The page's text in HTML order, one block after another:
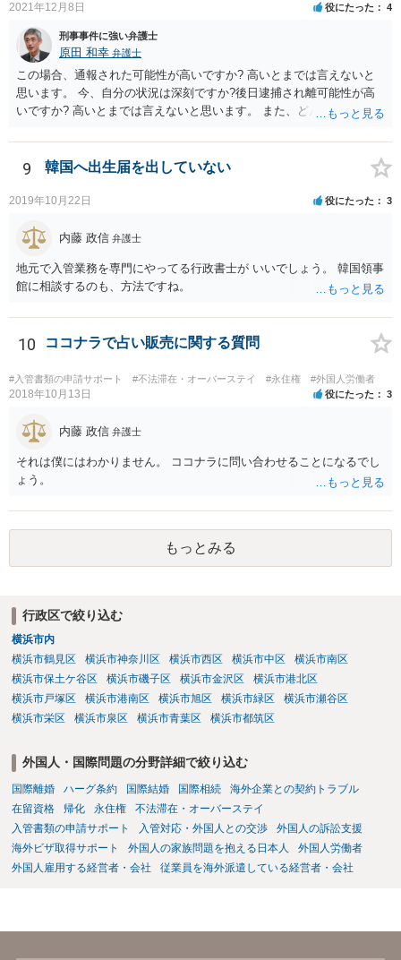
2021年12月8日 役にたった 4
刑事事件に強い弁護士
原田 和幸 弁護士
この場合、通報された可能性が高いですか? 高いとまでは言えないと
思います。 今、自分の状況は深刻ですか?後日逮捕され離可能性が高
いですか? 高いとまでは言えないと思います。 また、どんな犯罪をし
たりでしょうか。
9 韓国へ出生届を出していない
2019年10月22日 役にたった 3
内藤 政信 弁護士
地元で入管業務を専門にやってる行政書士が いいでしょう。 韓国領事
館に相談するのも、方法ですね。
10 ココナラで占い販売に関する質問
#入管書類の申請サポート #不法滞在・オーバーステイ #永住権 #外国人労働者
2018年10月13日 役にたった 3
内藤 政信 弁護士
それは僕にはわかりません。 ココナラに問い合わせることになるでし
ょう。
もっとみる
行政区で絞り込む
横浜市内
横浜市鶴見区
横浜市神奈川区 横浜市西区 横浜市中区
横浜市南区
横浜市保土ケ谷区
横浜市磯子区 横浜市金沢区
横浜市港北区
横浜市戸塚区
横浜市港南区 横浜市旭区 横浜市緑区
横浜市瀬谷区
横浜市栄区
横浜市泉区 横浜市青葉区 横浜市都筑区
外国人・国際問題の分野詳細で絞り込む
国際離婚 ハーグ条約 国際結婚 国際相続
海外企業との契約トラブル
在留資格
帰化 永住権
不法滞在・オーバーステイ
入管書類の申請サポート
入管対応・外国人との交渉
外国人の訴訟支援
海外ビザ取得サポート
外国人の家族問題を抱える日本人
外国人労働者
外国人雇用する経営者・会社
従業員を海外派遣している経営者・会社